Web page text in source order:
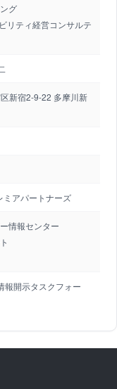
グ
リティ経営コンサルテ
新宿2-9-22 多摩川新
ミアパートナーズ
情報センター
報開示タスクフォー